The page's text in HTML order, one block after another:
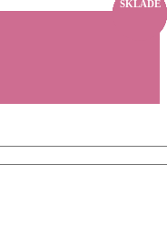
SKLADE
SKLADE
SKLADE
SKLADE
SKLADE
SKLADE
SKLADE
SKLADE
SKLADE
SKLADE
SKLADE
SKLADE
SKLADE
SKLADE